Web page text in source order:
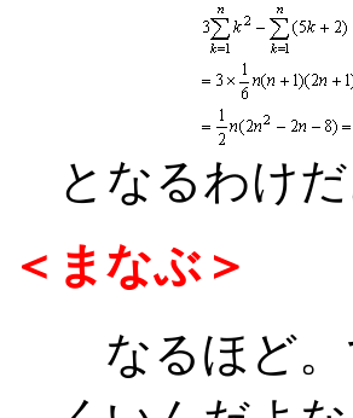
となるわけだ
＜まなぶ＞
なるほど。